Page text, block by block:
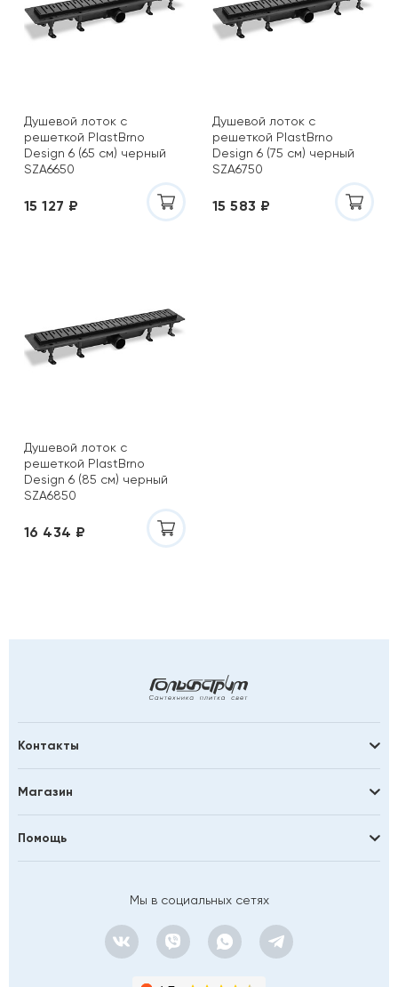
Душевой лоток с
решеткой PlastBrno
Design 6 (65 см) черный
SZA6650
15 127 ₽
Душевой лоток с
решеткой PlastBrno
Design 6 (75 см) черный
SZA6750
15 583 ₽
Душевой лоток с
решеткой PlastBrno
Design 6 (85 см) черный
SZA6850
16 434 ₽
Контакты
Магазин
Помощь
Мы в социальных сетях